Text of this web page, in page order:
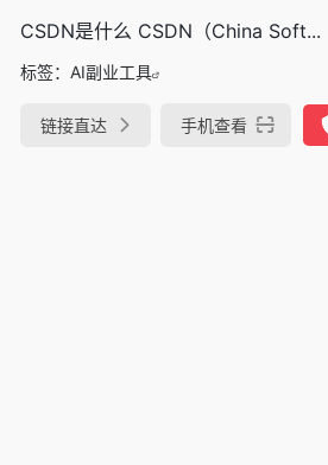
CSDN是什么 CSDN（China Soft...
标签： AI副业工具
链接直达 手机查看